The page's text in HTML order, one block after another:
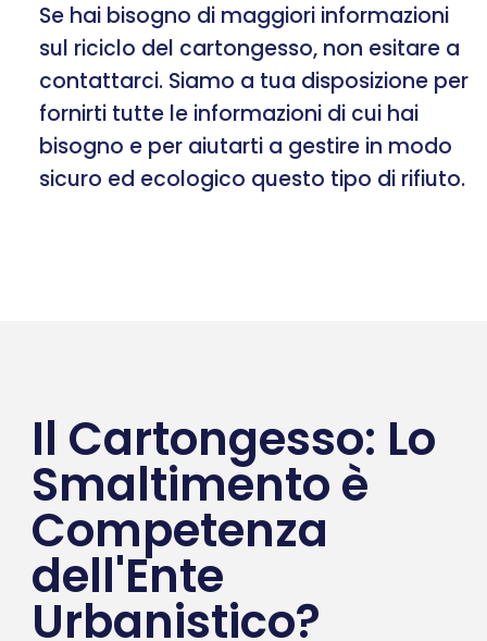
Se hai bisogno di maggiori informazioni
sul riciclo del cartongesso, non esitare a
contattarci. Siamo a tua disposizione per
fornirti tutte le informazioni di cui hai
bisogno e per aiutarti a gestire in modo
sicuro ed ecologico questo tipo di rifiuto.
Il Cartongesso: Lo
Smaltimento è
Competenza
dell'Ente
Urbanistico?